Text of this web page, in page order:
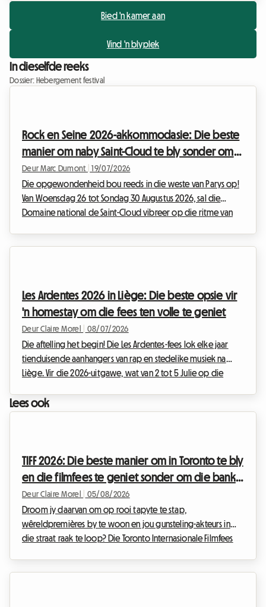
Bied 'n kamer aan
Vind 'n blyplek
In dieselfde reeks
Dossier: Hebergement festival
Rock en Seine 2026-akkommodasie: Die beste
manier om naby Saint-Cloud te bly sonder om
te veel te spandeer
Deur Marc Dumont 19/07/2026
Die opgewondenheid bou reeds in die weste van Parys op!
Van Woensdag 26 tot Sondag 30 Augustus 2026, sal die
Domaine national de Saint-Cloud vibreer op die ritme van
gereed om na die Franse hoofstad te stroom. Hierdie
massie...
Les Ardentes 2026 in Liège: Die beste opsie vir
'n homestay om die fees ten volle te geniet
Deur Claire Morel 08/07/2026
Die aftelling het begin! Die Les Ardentes-fees lok elke jaar
tienduisende aanhangers van rap en stedelike musiek na
Liège. Vir die 2026-uitgawe, wat van 2 tot 5 Julie op die
meer skouspelagtig as ooit te wees. Met soveel besoekers
hê. Daarom stel ons voor dat jy 'n alterna...
Lees ook
TIFF 2026: Die beste manier om in Toronto te bly
en die filmfees te geniet sonder om die bank
te breek
Deur Claire Morel 05/08/2026
Droom jy daarvan om op rooi tapyte te stap,
wêreldpremières by te woon en jou gunsteling-akteurs in
die straat raak te loop? Die Toronto Internasionale Filmfees